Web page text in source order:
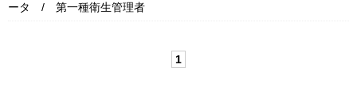
ータ / 第一種衛生管理者
1